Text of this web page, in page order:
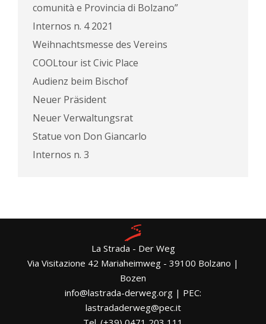
comunità e Provincia di Bolzano”
Internos n. 4 2021
Weihnachtsmesse des Vereins
COOLtour ist Civic Place
Audienz beim Bischof
Neuer Präsident
Neuer Verwaltungsrat
Statue von Don Giancarlo
Internos n. 3
La Strada - Der Weg
Via Visitazione 42 Mariaheimweg - 39100 Bolzano |
Bozen
info@lastrada-derweg.org | PEC:
lastradaderweg@pec.it